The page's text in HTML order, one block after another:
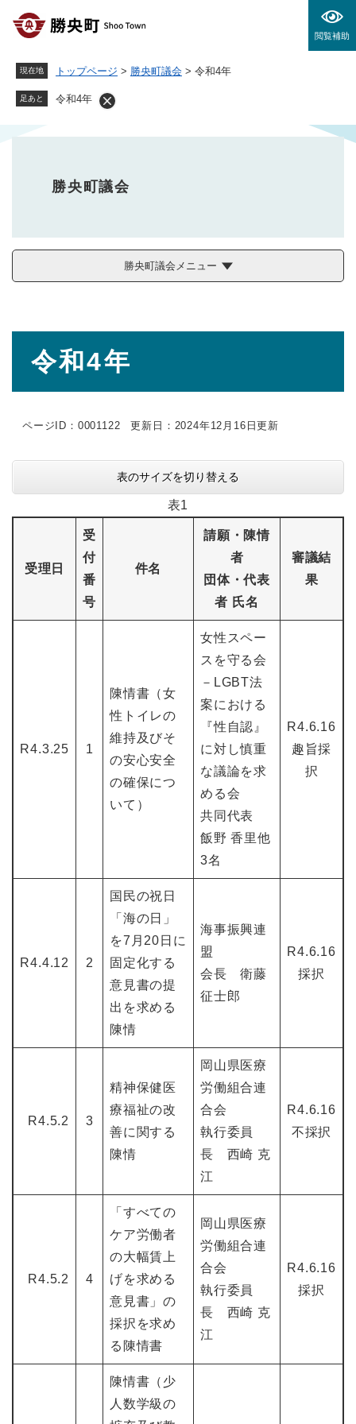
閲覧補助
現在地 トップページ > 勝央町議会 > 令和4年
足あと 令和4年
勝央町議会
勝央町議会メニュー
令和4年
ページID：0001122 更新日：2024年12月16日更新
表のサイズを切り替える
表1
受理日
受
付
番
号
件名
請願・陳情
者
団体・代表
者 氏名
審議結
果
R4.3.25 1
陳情書（女
性トイレの
維持及びそ
の安心安全
の確保につ
いて）
女性スペー
スを守る会
－LGBT法
案における
『性自認』
に対し慎重
な議論を求
める会
共同代表
飯野 香里他
3名
R4.6.16
趣旨採
択
R4.4.12 2
国民の祝日
「海の日」
を7月20日に
固定化する
意見書の提
出を求める
陳情
海事振興連
盟
会長 衛藤
征士郎
R4.6.16
採択
R4.5.2 3
精神保健医
療福祉の改
善に関する
陳情
岡山県医療
労働組合連
合会
執行委員
長 西崎 克
江
R4.6.16
不採択
R4.5.2 4
「すべての
ケア労働者
の大幅賃上
げを求める
意見書」の
採択を求め
る陳情書
岡山県医療
労働組合連
合会
執行委員
長 西崎 克
江
R4.6.16
採択
陳情書（少
人数学級の